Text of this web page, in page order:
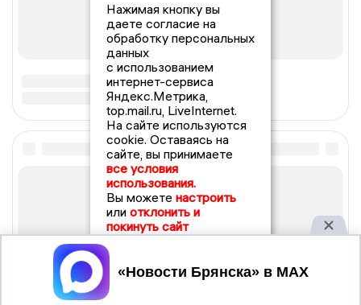
Нажимая кнопку вы
даете согласие на
обработку персональных
данных
с использованием
интернет-сервиса
Яндекс.Метрика,
top.mail.ru, LiveInternet.
На сайте используются
cookie. Оставаясь на
сайте, вы принимаете
все условия
использования.
Вы можете настроить
или отклонить и
покинуть сайт
Принять